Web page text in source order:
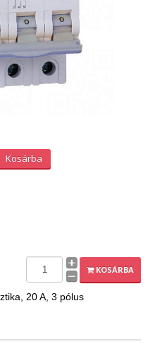
Kosárba
KOSÁRBA
20 A, 3 pólus